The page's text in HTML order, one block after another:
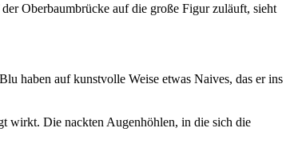
Oberbaumbrücke auf die große Figur zuläuft, sieht
haben auf kunstvolle Weise etwas Naives, das er ins
wirkt. Die nackten Augenhöhlen, in die sich die